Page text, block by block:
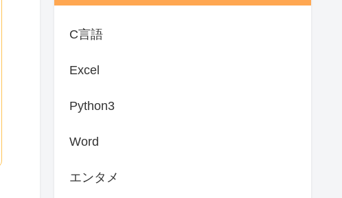
C言語
Excel
Python3
Word
エンタメ